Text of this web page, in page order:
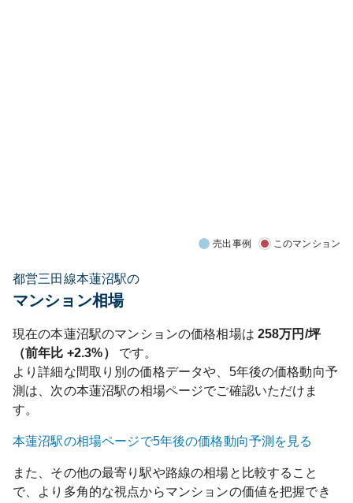
売出事例 このマンション
都営三田線本蓮沼駅の
マンション相場
現在の本蓮沼駅のマンションの価格相場は 258万円/坪
（前年比 +2.3%）
です。
より詳細な間取り別の価格データや、5年後の価格動向予
測は、次の本蓮沼駅の相場ページでご確認いただけま
す。
本蓮沼駅の相場ページで5年後の価格動向予測を見る
また、その他の最寄り駅や路線の相場と比較すること
で、より多角的な視点からマンションの価値を把握でき